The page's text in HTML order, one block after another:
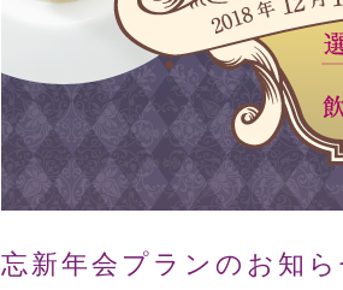
忘新年会プランのお知ら